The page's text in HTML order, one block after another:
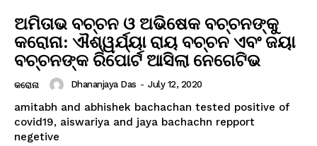
ଅମିତାଭ ବଚ୍ଚନ ଓ ଅଭିଷେକ ବଚ୍ଚନଙ୍କୁ
କରୋନା: ଐଶ୍ୱର୍ଯ୍ୟା ରାୟ ବଚ୍ଚନ ଏବଂ ଜୟା
ବଚ୍ଚନଙ୍କ ରିପୋର୍ଟ ଆସିଲା ନେଗେଟିଭ
କରୋନା Dhananjaya Das - July 12, 2020
amitabh and abhishek bachachan tested positive of
covid19, aiswariya and jaya bachachn repport
negetive